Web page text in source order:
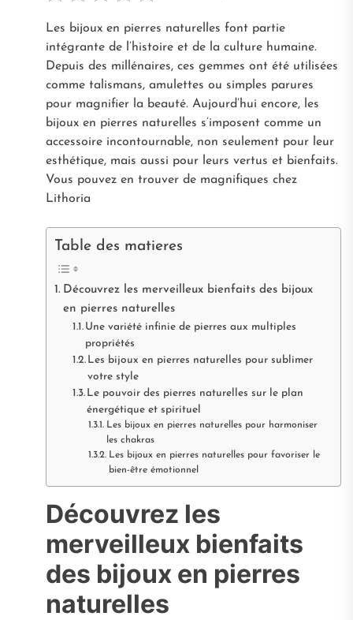
Les bijoux en pierres naturelles font partie
intégrante de l’histoire et de la culture humaine.
Depuis des millénaires, ces gemmes ont été utilisées
comme talismans, amulettes ou simples parures
pour magnifier la beauté. Aujourd’hui encore, les
bijoux en pierres naturelles s’imposent comme un
accessoire incontournable, non seulement pour leur
esthétique, mais aussi pour leurs vertus et bienfaits.
Vous pouvez en trouver de magnifiques chez
Lithoria
Table des matieres
Découvrez les merveilleux bienfaits des bijoux
en pierres naturelles
Une variété infinie de pierres aux multiples
propriétés
Les bijoux en pierres naturelles pour sublimer
votre style
Le pouvoir des pierres naturelles sur le plan
énergétique et spirituel
Les bijoux en pierres naturelles pour harmoniser
les chakras
Les bijoux en pierres naturelles pour favoriser le
bien-être émotionnel
Découvrez les
merveilleux bienfaits
des bijoux en pierres
naturelles